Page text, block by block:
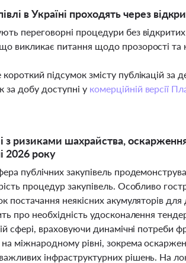
в Україні проходять через
переговорні процедури без
викликає питання щодо прозорості та
підсумок змісту публікацій
за добу доступні у комерційній версії
з ризиками шахрайства,
2026 року
публічних закупівель
процедур закупівель. Особливо
постачання неякісних акумуляторів
про необхідність удосконалення
сфері, враховуючи динамічні
міжнародному рівні, зокрема
інфраструктурних рішень. На